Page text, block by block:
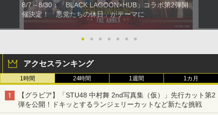
8/7～8/30：「BLACK LAGOON×HUB」コラボ第2弾開
催決定！「悪党たちの休日」がテーマに
● ● ● ● ● ● ●
アクセスランキング
1時間 24時間 1週間 1カ月
【グラビア】「STU48 中村舞 2nd写真集（仮）」先行カット第2
弾を公開！ドキッとするランジェリーカットなど新たな挑戦